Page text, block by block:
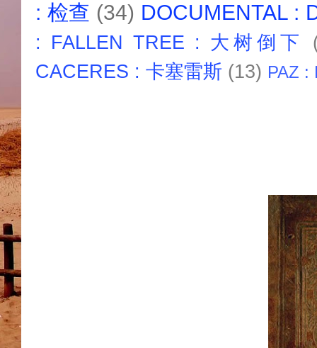
: 检查 (34) DOCUMENTAL :
: FALLEN TREE : 大树倒下
CACERES : 卡塞雷斯 (13) PAZ :